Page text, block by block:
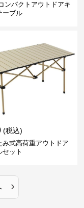
ンパクトアウトドアキ
ーブル
(税込)
み式高荷重アウトドア
セット
›